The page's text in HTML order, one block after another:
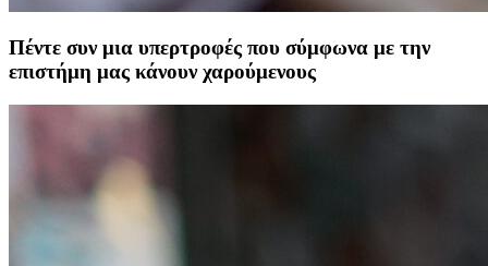
Πέντε συν μια υπερτροφές που σύμφωνα με την
επιστήμη μας κάνουν χαρούμενους